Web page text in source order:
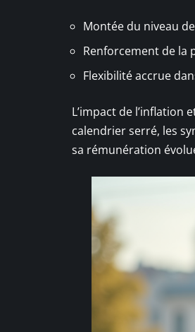
Montée du niveau
Renforcement de la
Flexibilité accrue
L’impact de l’inflation
calendrier serré, les
sa rémunération